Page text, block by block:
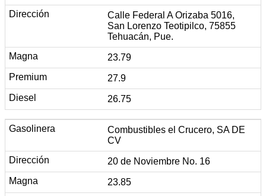
Calle Federal A Orizaba 5016,
San Lorenzo Teotipilco, 75855
Tehuacán, Pue.
23.79
27.9
26.75
Combustibles el Crucero, SA DE
CV
20 de Noviembre No. 16
23.85